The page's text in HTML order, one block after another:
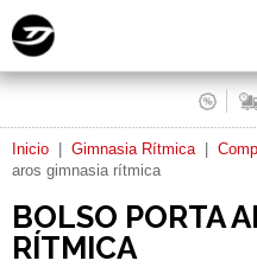
Inicio Gimnasia Rítmica|
aros gimnasia rítmica
BOLSO PORTA
RÍTMICA